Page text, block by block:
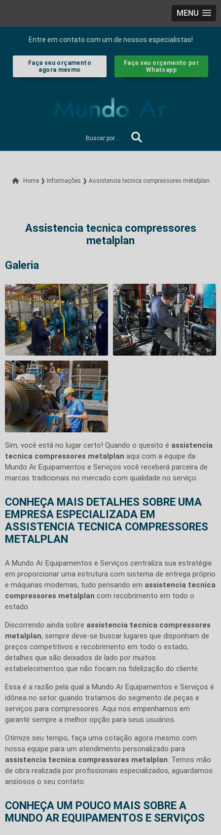
MENU
Entre em contato com um de nossos especialistas!
Faça seu orçamento
agora mesmo
Faça seu orçamento por
Whatsapp
Home ❱ Informações ❱ Assistencia tecnica compressores metalplan
Assistencia tecnica compressores
metalplan
Galeria
Sim, você está no lugar certo! Quando o quesito é assistencia
tecnica compressores metalplan aqui com a equipe da
Mundo Ar Equipamentos e Serviços você receberá parceira de
marcas tradicionais no mercado com qualidade no serviço.
CONHEÇA MAIS DETALHES SOBRE UMA
EMPRESA ESPECIALIZADA EM
ASSISTENCIA TECNICA COMPRESSORES
METALPLAN
A Mundo Ar Equipamentos e Serviços centraliza sua estratégia
em proporcionar uma estrutura com sistema de entrega próprio
e máquinas modernas, tudo pensando em assistencia tecnica
compressores metalplan com recobrimento em todo o
estado.
Discorrendo ainda sobre assistencia tecnica compressores
metalplan, sempre deve-se buscar lugares que disponham de
preços competitivos e recobrimento em todo o estado,
detalhes que são deixados de lado por muitos
estabelecimentos que não focam na fidelização do cliente.
Essa é a razão pela qual a Mundo Ar Equipamentos e Serviços é
idônea no setor quando tratamos do segmento de peças e
serviços para compressores. Aqui nos empenhamos em
garantir sempre a melhor opção para seus usuários.
Otimize seu tempo, faça uma cotação agora mesmo com
nossa equipe para um atendimento personalizado para
assistencia tecnica compressores metalplan. Temos mão
de obra realizada por profissionais especializados, aguardamos
ansiosos o seu contato.
CONHEÇA UM POUCO MAIS SOBRE A
MUNDO AR EQUIPAMENTOS E SERVIÇOS